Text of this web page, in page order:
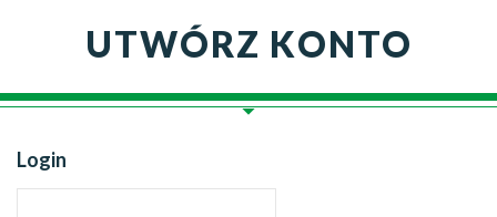
UTWÓRZ KONTO
Login